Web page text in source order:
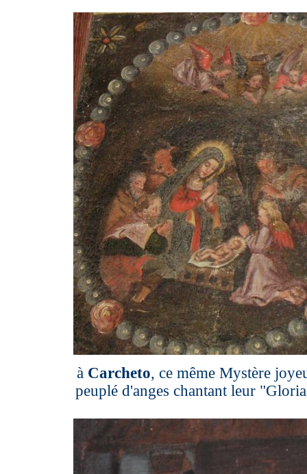
à Carcheto, ce même Mystère
peuplé d'anges chantant leur